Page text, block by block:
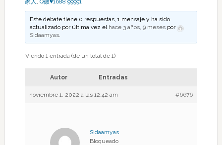
家人 , Q微♥1688 99991
Este debate tiene 0 respuestas, 1 mensaje y ha sido
actualizado por última vez el hace 3 años, 9 meses por
Sidaamyas.
Viendo 1 entrada (de un total de 1)
Autor Entradas
noviembre 1, 2022 a las 12:42 am #6676
Sidaamyas
Bloqueado